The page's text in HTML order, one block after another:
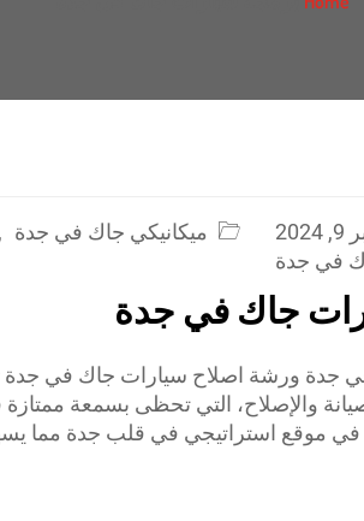
ميكانيكي جاك في جدة ,
في جدة
جاك في جدة
جدة ورشة اصلاح سيارات جاك في جدة
والإصلاح، التي تحظى بسمعة
في موقع استراتيجي في قلب جدة مما